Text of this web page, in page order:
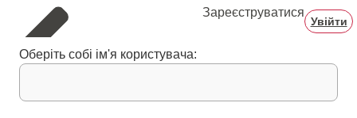
Зареєструватися
Увійти
Оберіть собі ім'я користувача: